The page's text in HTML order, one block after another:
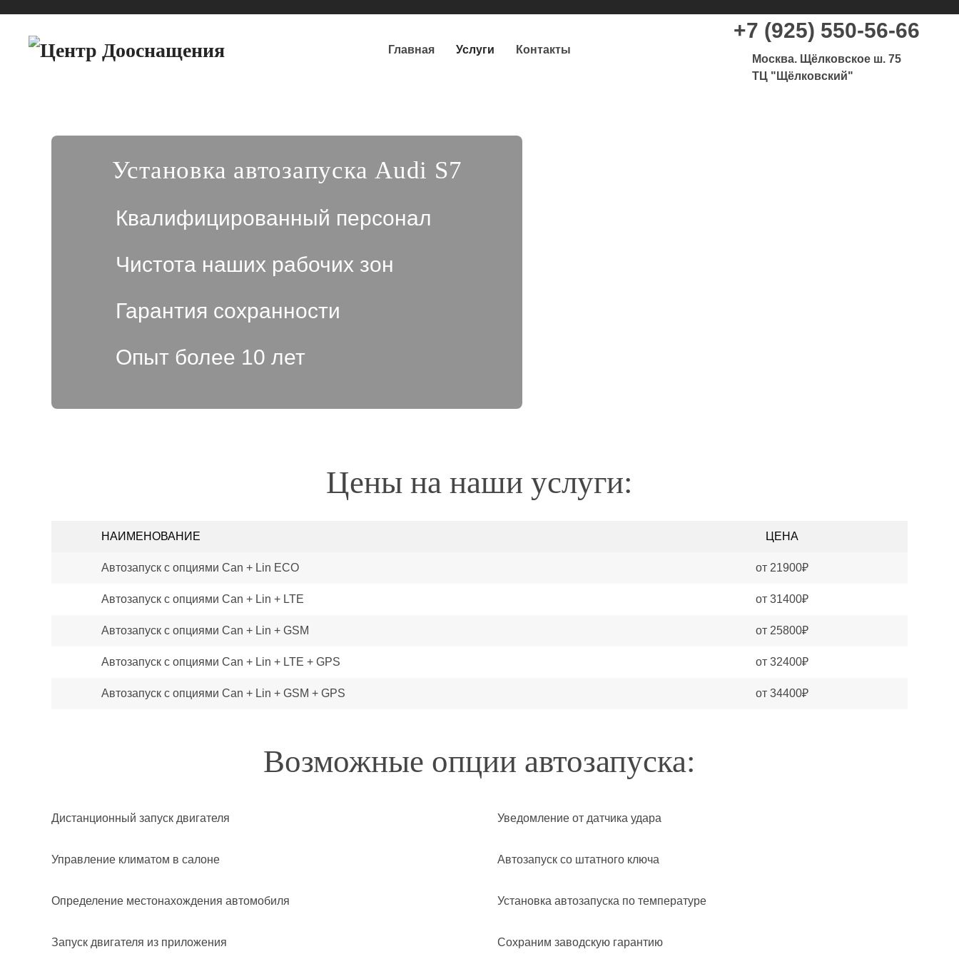
Главная Услуги Контакты
+7 (925) 550-56-66
Москва. Щёлковское ш. 75
ТЦ "Щёлковский"
Установка автозапуска Audi S7
Квалифицированный персонал
Чистота наших рабочих зон
Гарантия сохранности
Опыт более 10 лет
Цены на наши услуги:
НАИМЕНОВАНИЕ ЦЕНА
Автозапуск с опциями Can + Lin ECO от 21900₽
Автозапуск с опциями Can + Lin + LTE от 31400₽
Автозапуск с опциями Can + Lin + GSM от 25800₽
Автозапуск с опциями Can + Lin + LTE + GPS от 32400₽
Автозапуск с опциями Can + Lin + GSM + GPS от 34400₽
Возможные опции автозапуска:
Дистанционный запуск двигателя
Управление климатом в салоне
Определение местонахождения автомобиля
Запуск двигателя из приложения
Уведомление от датчика удара
Автозапуск со штатного ключа
Установка автозапуска по температуре
Сохраним заводскую гарантию